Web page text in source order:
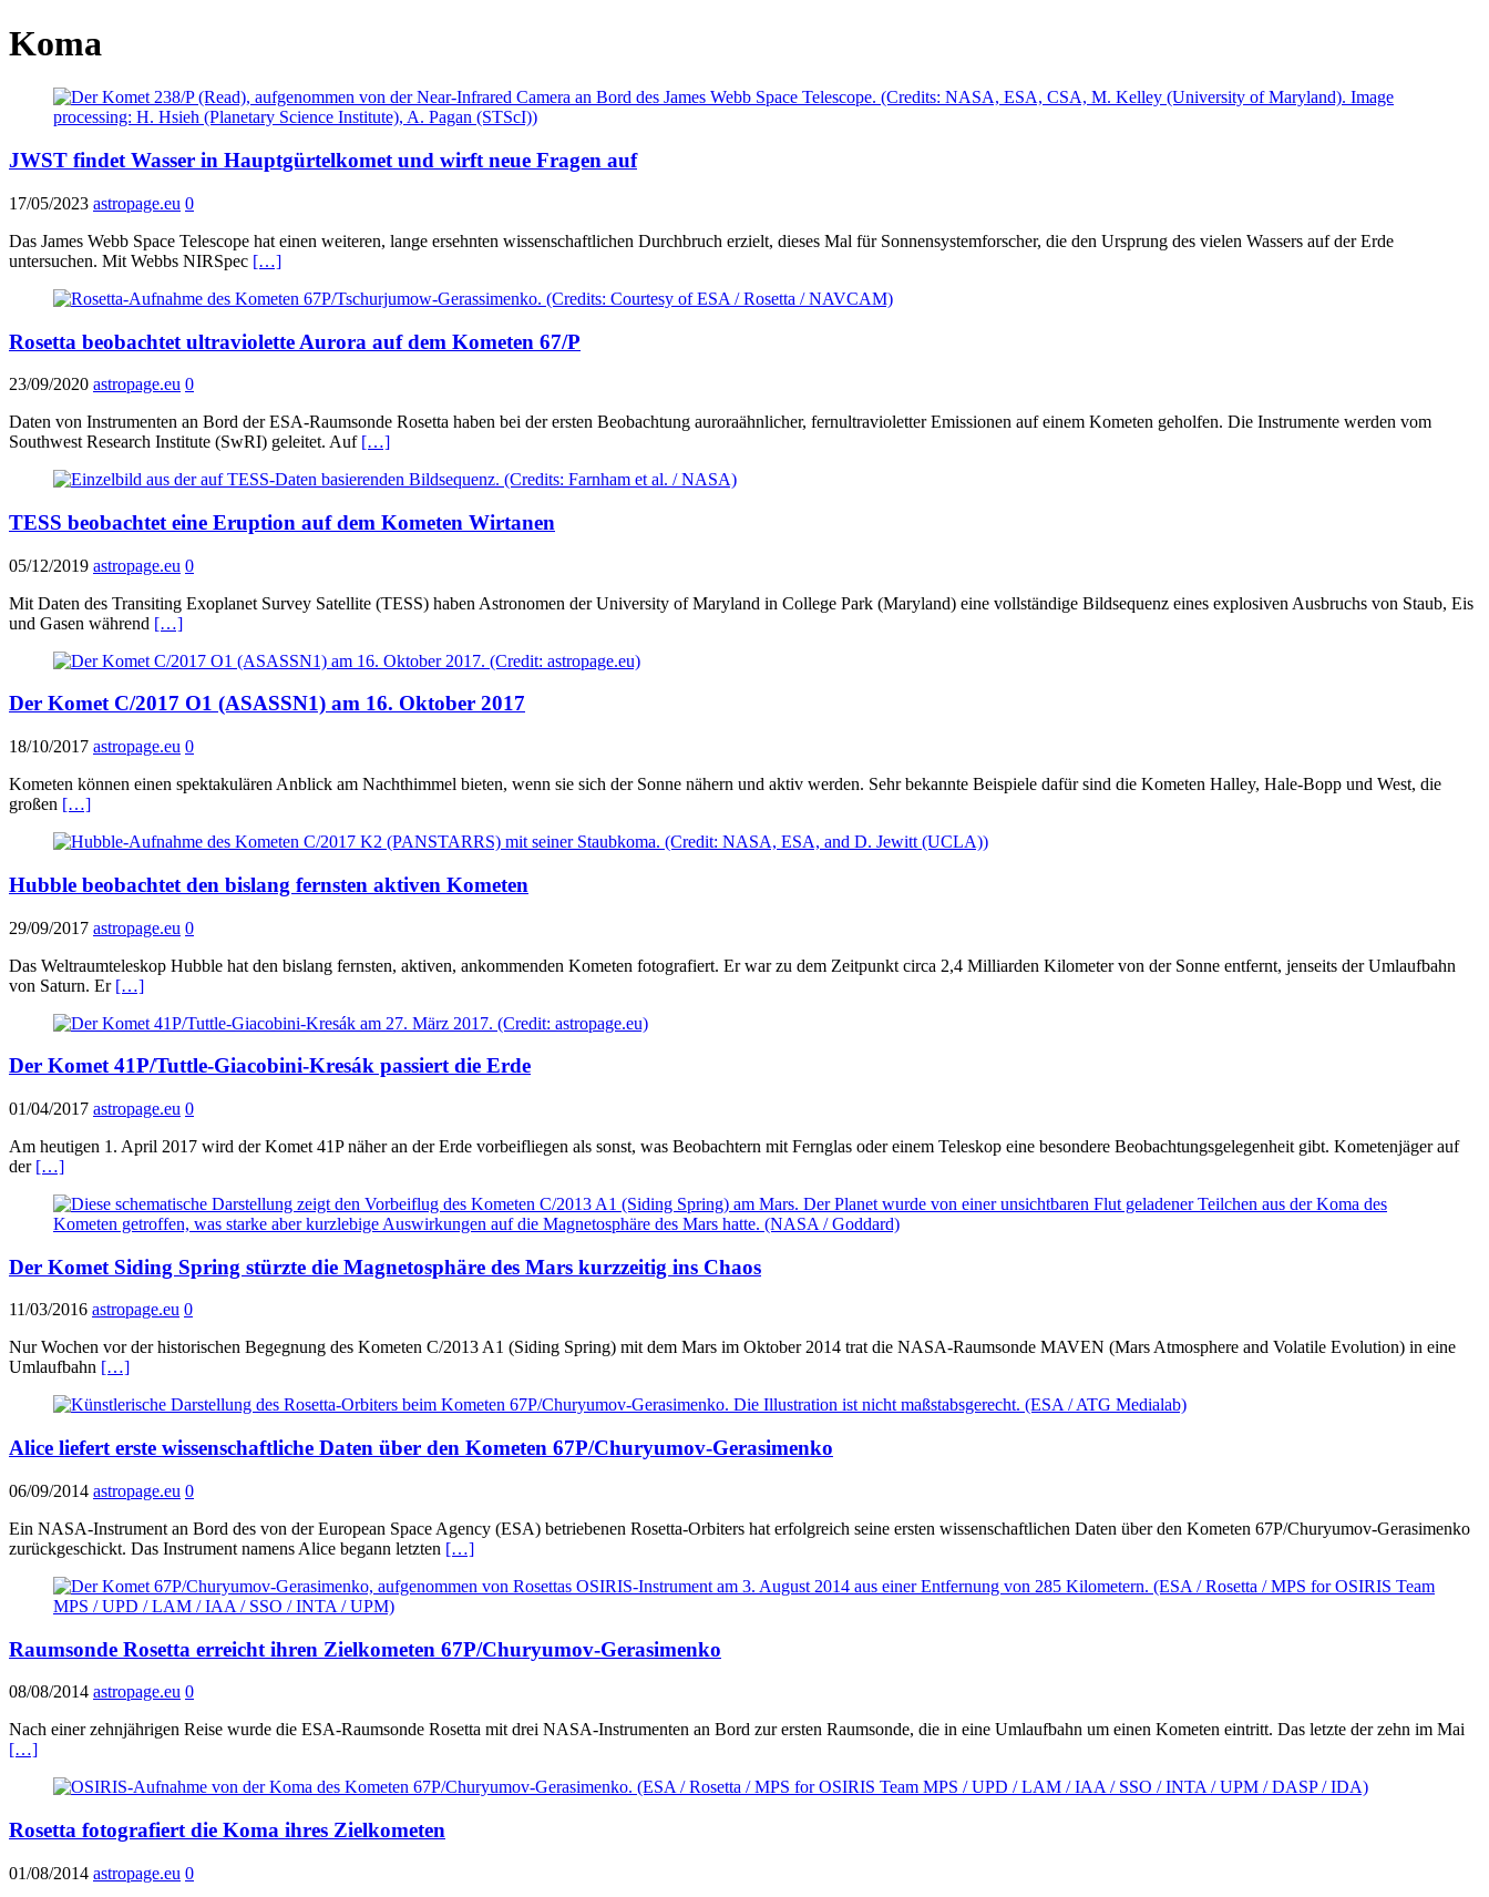
Koma
JWST findet Wasser in Hauptgürtelkomet und wirft neue Fragen auf
17/05/2023 astropage.eu 0
Das James Webb Space Telescope hat einen weiteren, lange ersehnten wissenschaftlichen Durchbruch erzielt, dieses Mal für Sonnensystemforscher, die den Ursprung des vielen Wassers auf der Erde
untersuchen. Mit Webbs NIRSpec […]
Rosetta beobachtet ultraviolette Aurora auf dem Kometen 67/P
23/09/2020 astropage.eu 0
Daten von Instrumenten an Bord der ESA-Raumsonde Rosetta haben bei der ersten Beobachtung auroraähnlicher, fernultravioletter Emissionen auf einem Kometen geholfen. Die Instrumente werden vom
Southwest Research Institute (SwRI) geleitet. Auf […]
TESS beobachtet eine Eruption auf dem Kometen Wirtanen
05/12/2019 astropage.eu 0
Mit Daten des Transiting Exoplanet Survey Satellite (TESS) haben Astronomen der University of Maryland in College Park (Maryland) eine vollständige Bildsequenz eines explosiven Ausbruchs von Staub, Eis
und Gasen während […]
Der Komet C/2017 O1 (ASASSN1) am 16. Oktober 2017
18/10/2017 astropage.eu 0
Kometen können einen spektakulären Anblick am Nachthimmel bieten, wenn sie sich der Sonne nähern und aktiv werden. Sehr bekannte Beispiele dafür sind die Kometen Halley, Hale-Bopp und West, die
großen […]
Hubble beobachtet den bislang fernsten aktiven Kometen
29/09/2017 astropage.eu 0
Das Weltraumteleskop Hubble hat den bislang fernsten, aktiven, ankommenden Kometen fotografiert. Er war zu dem Zeitpunkt circa 2,4 Milliarden Kilometer von der Sonne entfernt, jenseits der Umlaufbahn
von Saturn. Er […]
Der Komet 41P/Tuttle-Giacobini-Kresák passiert die Erde
01/04/2017 astropage.eu 0
Am heutigen 1. April 2017 wird der Komet 41P näher an der Erde vorbeifliegen als sonst, was Beobachtern mit Fernglas oder einem Teleskop eine besondere Beobachtungsgelegenheit gibt. Kometenjäger auf
der […]
Der Komet Siding Spring stürzte die Magnetosphäre des Mars kurzzeitig ins Chaos
11/03/2016 astropage.eu 0
Nur Wochen vor der historischen Begegnung des Kometen C/2013 A1 (Siding Spring) mit dem Mars im Oktober 2014 trat die NASA-Raumsonde MAVEN (Mars Atmosphere and Volatile Evolution) in eine
Umlaufbahn […]
Alice liefert erste wissenschaftliche Daten über den Kometen 67P/Churyumov-Gerasimenko
06/09/2014 astropage.eu 0
Ein NASA-Instrument an Bord des von der European Space Agency (ESA) betriebenen Rosetta-Orbiters hat erfolgreich seine ersten wissenschaftlichen Daten über den Kometen 67P/Churyumov-Gerasimenko
zurückgeschickt. Das Instrument namens Alice begann letzten […]
Raumsonde Rosetta erreicht ihren Zielkometen 67P/Churyumov-Gerasimenko
08/08/2014 astropage.eu 0
Nach einer zehnjährigen Reise wurde die ESA-Raumsonde Rosetta mit drei NASA-Instrumenten an Bord zur ersten Raumsonde, die in eine Umlaufbahn um einen Kometen eintritt. Das letzte der zehn im Mai
[…]
Rosetta fotografiert die Koma ihres Zielkometen
01/08/2014 astropage.eu 0